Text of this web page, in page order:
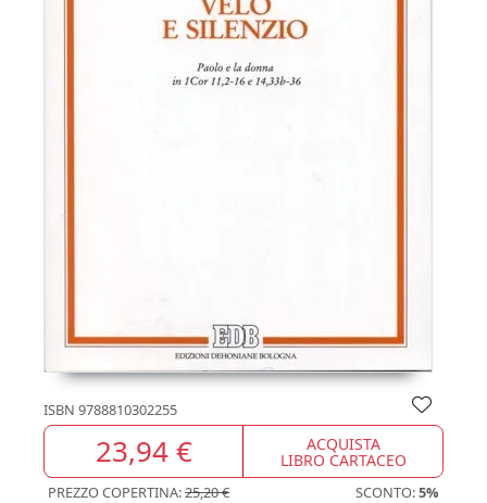
ISBN 9788810302255
23,94 € ACQUISTA
LIBRO CARTACEO
PREZZO COPERTINA:25,20 € SCONTO:5%